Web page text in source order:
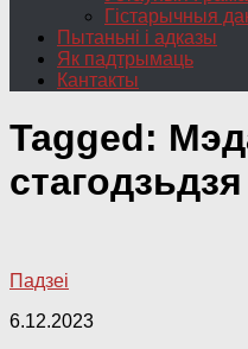
Гістарычныя
Пытаньні і адказы
Як падтрымаць
Кантакты
Tagged:
Падзеі
6.12.2023